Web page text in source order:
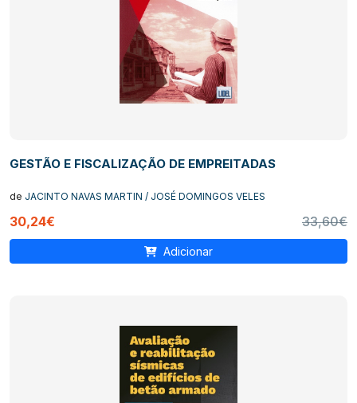
GESTÃO E FISCALIZAÇÃO DE EMPREITADAS
de JACINTO NAVAS MARTIN / JOSÉ DOMINGOS VELES
30,24€ 33,60€
Adicionar